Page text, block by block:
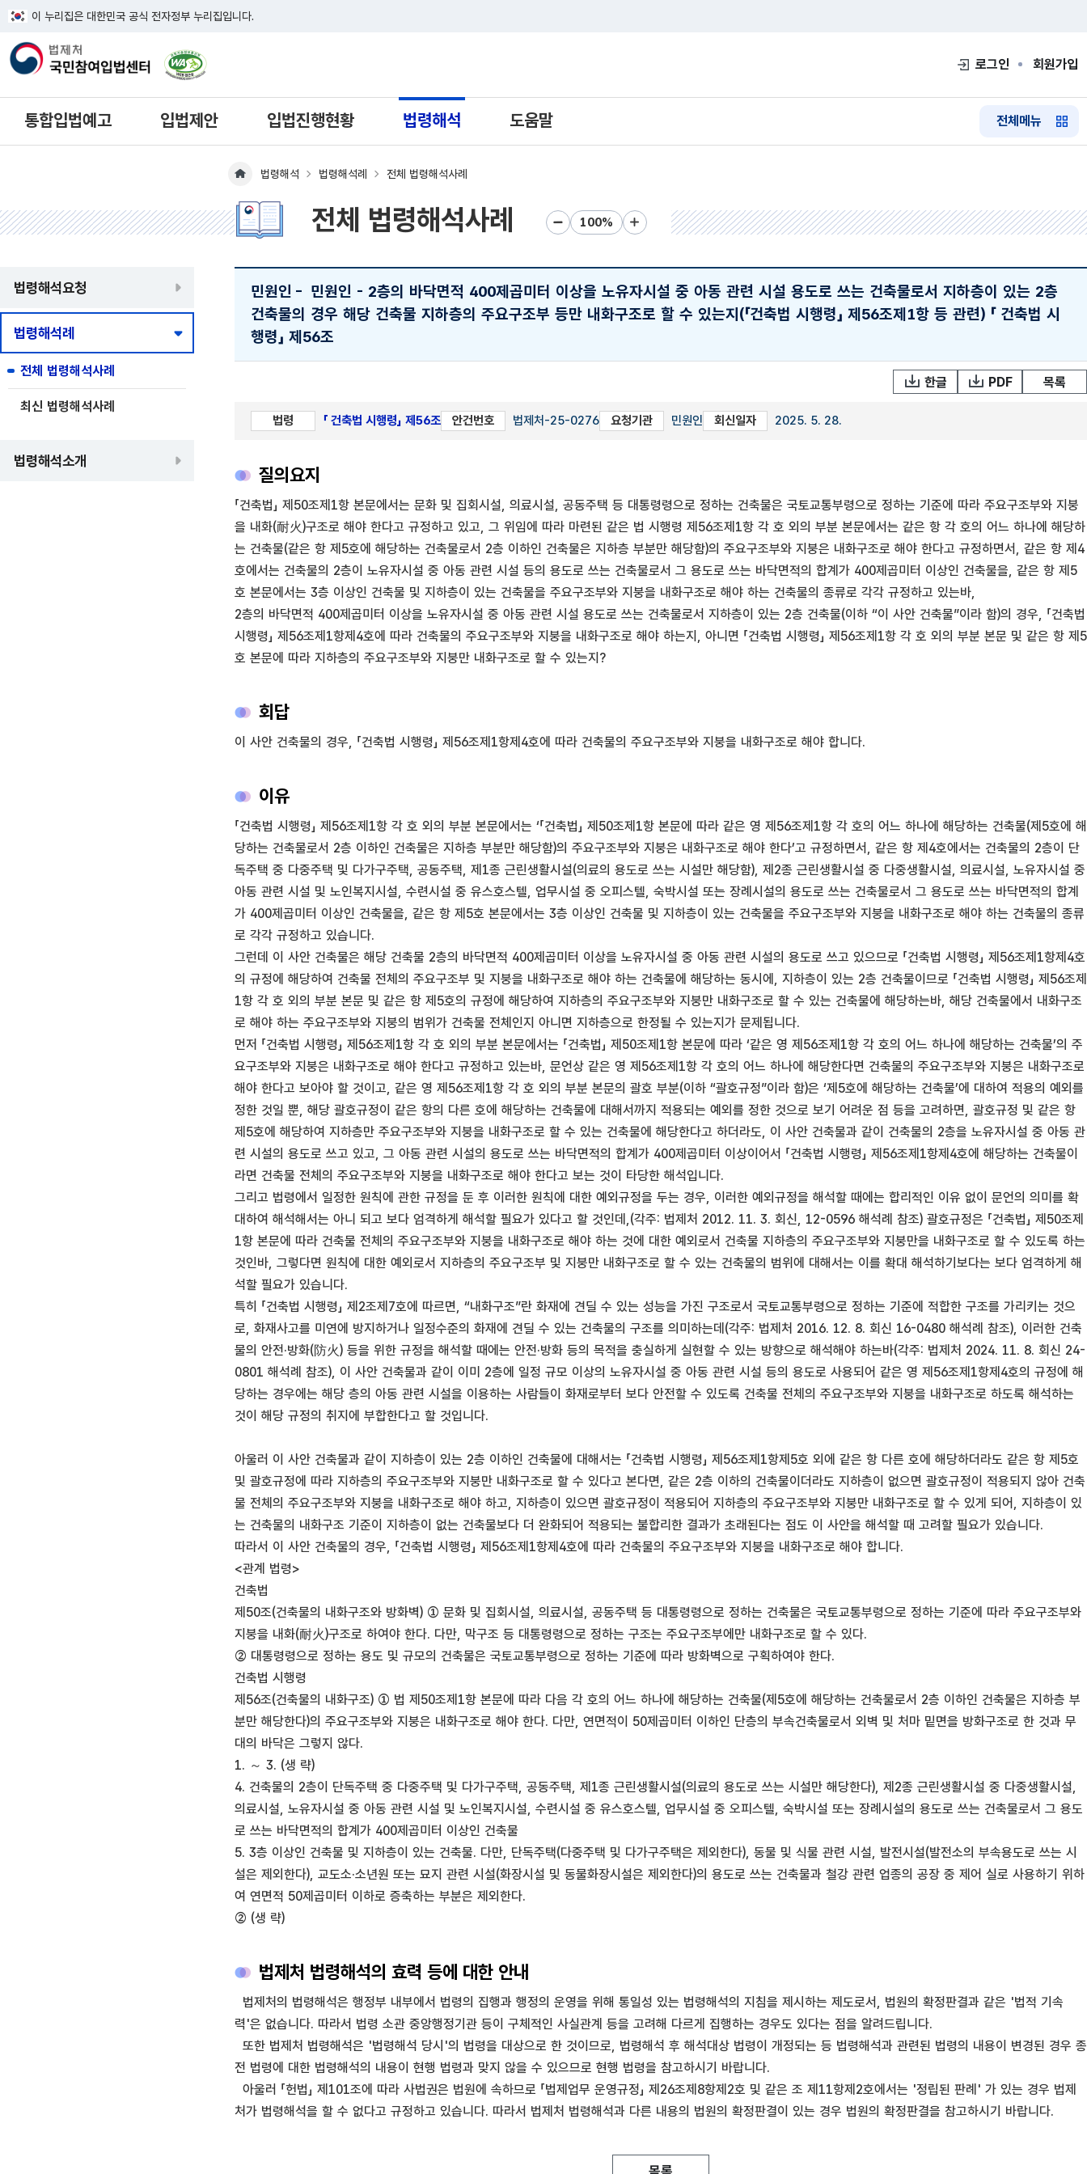
이 누리집은 대한민국 공식 전자정부 누리집입니다.
한국웹접근성인증평가원 웹접근성 사이트 새창열림으로 이동 로그인 회원가입
통합입법예고 입법제안 입법진행현황 법령해석 도움말 전체메뉴
법령해석요청
법령해석례
전체 법령해석사례
최신 법령해석사례
법령해석소개
메인페이지 이동
법령해석 법령해석례 전체 법령해석사례
전체 법령해석사례 화면크기 축소화면크기 초기화
화면크기 확대
민원인 - 민원인 - 2층의 바닥면적 400제곱미터 이상을 노유자시설 중 아동 관련 시설 용도로 쓰는 건축물로서 지하층이 있는 2층
건축물의 경우 해당 건축물 지하층의 주요구조부 등만 내화구조로 할 수 있는지(「건축법 시행령」 제56조제1항 등 관련) 「 건축법 시
행령」 제56조
한글 PDF 목록
법령 「 건축법 시행령」 제56조 안건번호 법제처-25-0276 요청기관 민원인 회신일자 2025. 5. 28.
질의요지
「건축법」 제50조제1항 본문에서는 문화 및 집회시설, 의료시설, 공동주택 등 대통령령으로 정하는 건축물은 국토교통부령으로 정하는 기준에 따라 주요구조부와 지붕
을 내화(耐火)구조로 해야 한다고 규정하고 있고, 그 위임에 따라 마련된 같은 법 시행령 제56조제1항 각 호 외의 부분 본문에서는 같은 항 각 호의 어느 하나에 해당하
는 건축물(같은 항 제5호에 해당하는 건축물로서 2층 이하인 건축물은 지하층 부분만 해당함)의 주요구조부와 지붕은 내화구조로 해야 한다고 규정하면서, 같은 항 제4
호에서는 건축물의 2층이 노유자시설 중 아동 관련 시설 등의 용도로 쓰는 건축물로서 그 용도로 쓰는 바닥면적의 합계가 400제곱미터 이상인 건축물을, 같은 항 제5
호 본문에서는 3층 이상인 건축물 및 지하층이 있는 건축물을 주요구조부와 지붕을 내화구조로 해야 하는 건축물의 종류로 각각 규정하고 있는바,
2층의 바닥면적 400제곱미터 이상을 노유자시설 중 아동 관련 시설 용도로 쓰는 건축물로서 지하층이 있는 2층 건축물(이하 “이 사안 건축물”이라 함)의 경우, 「건축법
시행령」 제56조제1항제4호에 따라 건축물의 주요구조부와 지붕을 내화구조로 해야 하는지, 아니면 「건축법 시행령」 제56조제1항 각 호 외의 부분 본문 및 같은 항 제5
호 본문에 따라 지하층의 주요구조부와 지붕만 내화구조로 할 수 있는지?
회답
이 사안 건축물의 경우, 「건축법 시행령」 제56조제1항제4호에 따라 건축물의 주요구조부와 지붕을 내화구조로 해야 합니다.
이유
「건축법 시행령」 제56조제1항 각 호 외의 부분 본문에서는 ‘「건축법」 제50조제1항 본문에 따라 같은 영 제56조제1항 각 호의 어느 하나에 해당하는 건축물(제5호에 해
당하는 건축물로서 2층 이하인 건축물은 지하층 부분만 해당함)의 주요구조부와 지붕은 내화구조로 해야 한다’고 규정하면서, 같은 항 제4호에서는 건축물의 2층이 단
독주택 중 다중주택 및 다가구주택, 공동주택, 제1종 근린생활시설(의료의 용도로 쓰는 시설만 해당함), 제2종 근린생활시설 중 다중생활시설, 의료시설, 노유자시설 중
아동 관련 시설 및 노인복지시설, 수련시설 중 유스호스텔, 업무시설 중 오피스텔, 숙박시설 또는 장례시설의 용도로 쓰는 건축물로서 그 용도로 쓰는 바닥면적의 합계
가 400제곱미터 이상인 건축물을, 같은 항 제5호 본문에서는 3층 이상인 건축물 및 지하층이 있는 건축물을 주요구조부와 지붕을 내화구조로 해야 하는 건축물의 종류
로 각각 규정하고 있습니다.
그런데 이 사안 건축물은 해당 건축물 2층의 바닥면적 400제곱미터 이상을 노유자시설 중 아동 관련 시설의 용도로 쓰고 있으므로 「건축법 시행령」 제56조제1항제4호
의 규정에 해당하여 건축물 전체의 주요구조부 및 지붕을 내화구조로 해야 하는 건축물에 해당하는 동시에, 지하층이 있는 2층 건축물이므로 「건축법 시행령」 제56조제
1항 각 호 외의 부분 본문 및 같은 항 제5호의 규정에 해당하여 지하층의 주요구조부와 지붕만 내화구조로 할 수 있는 건축물에 해당하는바, 해당 건축물에서 내화구조
로 해야 하는 주요구조부와 지붕의 범위가 건축물 전체인지 아니면 지하층으로 한정될 수 있는지가 문제됩니다.
먼저 「건축법 시행령」 제56조제1항 각 호 외의 부분 본문에서는 「건축법」 제50조제1항 본문에 따라 ‘같은 영 제56조제1항 각 호의 어느 하나에 해당하는 건축물’의 주
요구조부와 지붕은 내화구조로 해야 한다고 규정하고 있는바, 문언상 같은 영 제56조제1항 각 호의 어느 하나에 해당한다면 건축물의 주요구조부와 지붕은 내화구조로
해야 한다고 보아야 할 것이고, 같은 영 제56조제1항 각 호 외의 부분 본문의 괄호 부분(이하 “괄호규정”이라 함)은 ‘제5호에 해당하는 건축물’에 대하여 적용의 예외를
정한 것일 뿐, 해당 괄호규정이 같은 항의 다른 호에 해당하는 건축물에 대해서까지 적용되는 예외를 정한 것으로 보기 어려운 점 등을 고려하면, 괄호규정 및 같은 항
제5호에 해당하여 지하층만 주요구조부와 지붕을 내화구조로 할 수 있는 건축물에 해당한다고 하더라도, 이 사안 건축물과 같이 건축물의 2층을 노유자시설 중 아동 관
련 시설의 용도로 쓰고 있고, 그 아동 관련 시설의 용도로 쓰는 바닥면적의 합계가 400제곱미터 이상이어서 「건축법 시행령」 제56조제1항제4호에 해당하는 건축물이
라면 건축물 전체의 주요구조부와 지붕을 내화구조로 해야 한다고 보는 것이 타당한 해석입니다.
그리고 법령에서 일정한 원칙에 관한 규정을 둔 후 이러한 원칙에 대한 예외규정을 두는 경우, 이러한 예외규정을 해석할 때에는 합리적인 이유 없이 문언의 의미를 확
대하여 해석해서는 아니 되고 보다 엄격하게 해석할 필요가 있다고 할 것인데,(각주: 법제처 2012. 11. 3. 회신, 12-0596 해석례 참조) 괄호규정은 「건축법」 제50조제
1항 본문에 따라 건축물 전체의 주요구조부와 지붕을 내화구조로 해야 하는 것에 대한 예외로서 건축물 지하층의 주요구조부와 지붕만을 내화구조로 할 수 있도록 하는
것인바, 그렇다면 원칙에 대한 예외로서 지하층의 주요구조부 및 지붕만 내화구조로 할 수 있는 건축물의 범위에 대해서는 이를 확대 해석하기보다는 보다 엄격하게 해
석할 필요가 있습니다.
특히 「건축법 시행령」 제2조제7호에 따르면, “내화구조”란 화재에 견딜 수 있는 성능을 가진 구조로서 국토교통부령으로 정하는 기준에 적합한 구조를 가리키는 것으
로, 화재사고를 미연에 방지하거나 일정수준의 화재에 견딜 수 있는 건축물의 구조를 의미하는데(각주: 법제처 2016. 12. 8. 회신 16-0480 해석례 참조), 이러한 건축
물의 안전·방화(防火) 등을 위한 규정을 해석할 때에는 안전·방화 등의 목적을 충실하게 실현할 수 있는 방향으로 해석해야 하는바(각주: 법제처 2024. 11. 8. 회신 24-
0801 해석례 참조), 이 사안 건축물과 같이 이미 2층에 일정 규모 이상의 노유자시설 중 아동 관련 시설 등의 용도로 사용되어 같은 영 제56조제1항제4호의 규정에 해
당하는 경우에는 해당 층의 아동 관련 시설을 이용하는 사람들이 화재로부터 보다 안전할 수 있도록 건축물 전체의 주요구조부와 지붕을 내화구조로 하도록 해석하는
것이 해당 규정의 취지에 부합한다고 할 것입니다.
아울러 이 사안 건축물과 같이 지하층이 있는 2층 이하인 건축물에 대해서는 「건축법 시행령」 제56조제1항제5호 외에 같은 항 다른 호에 해당하더라도 같은 항 제5호
및 괄호규정에 따라 지하층의 주요구조부와 지붕만 내화구조로 할 수 있다고 본다면, 같은 2층 이하의 건축물이더라도 지하층이 없으면 괄호규정이 적용되지 않아 건축
물 전체의 주요구조부와 지붕을 내화구조로 해야 하고, 지하층이 있으면 괄호규정이 적용되어 지하층의 주요구조부와 지붕만 내화구조로 할 수 있게 되어, 지하층이 있
는 건축물의 내화구조 기준이 지하층이 없는 건축물보다 더 완화되어 적용되는 불합리한 결과가 초래된다는 점도 이 사안을 해석할 때 고려할 필요가 있습니다.
따라서 이 사안 건축물의 경우, 「건축법 시행령」 제56조제1항제4호에 따라 건축물의 주요구조부와 지붕을 내화구조로 해야 합니다.
<관계 법령>
건축법
제50조(건축물의 내화구조와 방화벽) ① 문화 및 집회시설, 의료시설, 공동주택 등 대통령령으로 정하는 건축물은 국토교통부령으로 정하는 기준에 따라 주요구조부와
지붕을 내화(耐火)구조로 하여야 한다. 다만, 막구조 등 대통령령으로 정하는 구조는 주요구조부에만 내화구조로 할 수 있다.
② 대통령령으로 정하는 용도 및 규모의 건축물은 국토교통부령으로 정하는 기준에 따라 방화벽으로 구획하여야 한다.
건축법 시행령
제56조(건축물의 내화구조) ① 법 제50조제1항 본문에 따라 다음 각 호의 어느 하나에 해당하는 건축물(제5호에 해당하는 건축물로서 2층 이하인 건축물은 지하층 부
분만 해당한다)의 주요구조부와 지붕은 내화구조로 해야 한다. 다만, 연면적이 50제곱미터 이하인 단층의 부속건축물로서 외벽 및 처마 밑면을 방화구조로 한 것과 무
대의 바닥은 그렇지 않다.
1. ～ 3. (생 략)
4. 건축물의 2층이 단독주택 중 다중주택 및 다가구주택, 공동주택, 제1종 근린생활시설(의료의 용도로 쓰는 시설만 해당한다), 제2종 근린생활시설 중 다중생활시설,
의료시설, 노유자시설 중 아동 관련 시설 및 노인복지시설, 수련시설 중 유스호스텔, 업무시설 중 오피스텔, 숙박시설 또는 장례시설의 용도로 쓰는 건축물로서 그 용도
로 쓰는 바닥면적의 합계가 400제곱미터 이상인 건축물
5. 3층 이상인 건축물 및 지하층이 있는 건축물. 다만, 단독주택(다중주택 및 다가구주택은 제외한다), 동물 및 식물 관련 시설, 발전시설(발전소의 부속용도로 쓰는 시
설은 제외한다), 교도소·소년원 또는 묘지 관련 시설(화장시설 및 동물화장시설은 제외한다)의 용도로 쓰는 건축물과 철강 관련 업종의 공장 중 제어 실로 사용하기 위하
여 연면적 50제곱미터 이하로 증축하는 부분은 제외한다.
② (생 략)
법제처 법령해석의 효력 등에 대한 안내
법제처의 법령해석은 행정부 내부에서 법령의 집행과 행정의 운영을 위해 통일성 있는 법령해석의 지침을 제시하는 제도로서, 법원의 확정판결과 같은 '법적 기속
력'은 없습니다. 따라서 법령 소관 중앙행정기관 등이 구체적인 사실관계 등을 고려해 다르게 집행하는 경우도 있다는 점을 알려드립니다.
또한 법제처 법령해석은 '법령해석 당시'의 법령을 대상으로 한 것이므로, 법령해석 후 해석대상 법령이 개정되는 등 법령해석과 관련된 법령의 내용이 변경된 경우 종
전 법령에 대한 법령해석의 내용이 현행 법령과 맞지 않을 수 있으므로 현행 법령을 참고하시기 바랍니다.
아울러 「헌법」 제101조에 따라 사법권은 법원에 속하므로 「법제업무 운영규정」 제26조제8항제2호 및 같은 조 제11항제2호에서는 '정립된 판례' 가 있는 경우 법제
처가 법령해석을 할 수 없다고 규정하고 있습니다. 따라서 법제처 법령해석과 다른 내용의 법원의 확정판결이 있는 경우 법원의 확정판결을 참고하시기 바랍니다.
목록